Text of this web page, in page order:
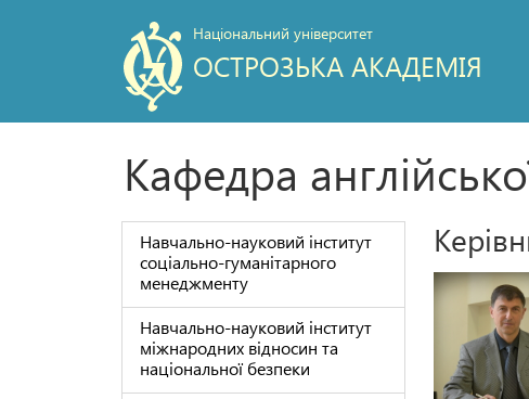
Національний університет
ОСТРОЗЬКА АКАДЕМІЯ
Кафедра
Навчально-науковий інститут
соціально-гуманітарного
менеджменту
Навчально-науковий інститут
міжнародних відносин та
національної безпеки